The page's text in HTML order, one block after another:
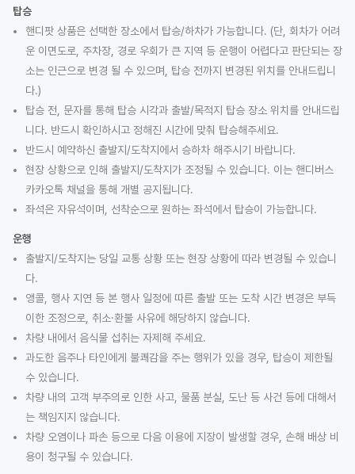
탑승
핸디팟 상품은 선택한 장소에서 탑승/하차가 가능합니다. (단, 회차가 어려
운 이면도로, 주차장, 경로 우회가 큰 지역 등 운행이 어렵다고 판단되는 장
소는 인근으로 변경 될 수 있으며, 탑승 전까지 변경된 위치를 안내드립니
다.)
탑승 전, 문자를 통해 탑승 시각과 출발/목적지 탑승 장소 위치를 안내드립
니다. 반드시 확인하시고 정해진 시간에 맞춰 탑승해주세요.
반드시 예약하신 출발지/도착지에서 승하차 해주시기 바랍니다.
현장 상황으로 인해 출발지/도착지가 조정될 수 있습니다. 이는 핸디버스
카카오톡 채널을 통해 개별 공지됩니다.
좌석은 자유석이며, 선착순으로 원하는 좌석에서 탑승이 가능합니다.
운행
출발지/도착지는 당일 교통 상황 또는 현장 상황에 따라 변경될 수 있습니
다.
앵콜, 행사 지연 등 본 행사 일정에 따른 출발 또는 도착 시간 변경은 부득
이한 조정으로, 취소·환불 사유에 해당하지 않습니다.
차량 내에서 음식물 섭취는 자제해 주세요.
과도한 음주나 타인에게 불쾌감을 주는 행위가 있을 경우, 탑승이 제한될
수 있습니다.
차량 내의 고객 부주의로 인한 사고, 물품 분실, 도난 등 사건 등에 대해서
는 책임지지 않습니다.
차량 오염이나 파손 등으로 다음 이용에 지장이 발생할 경우, 손해 배상 비
용이 청구될 수 있습니다.